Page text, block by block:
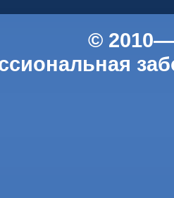
©